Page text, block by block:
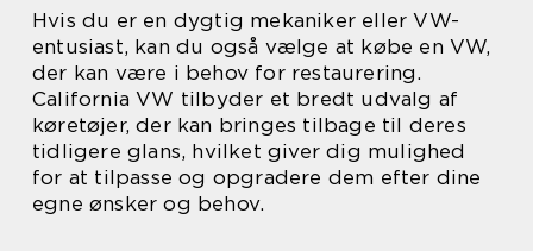
Hvis du er en dygtig mekaniker eller VW-
entusiast, kan du også vælge at købe en VW,
der kan være i behov for restaurering.
California VW tilbyder et bredt udvalg af
køretøjer, der kan bringes tilbage til deres
tidligere glans, hvilket giver dig mulighed
for at tilpasse og opgradere dem efter dine
egne ønsker og behov.